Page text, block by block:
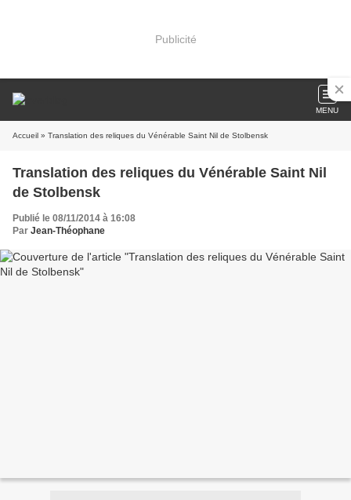
Publicité
MENU
Accueil » Translation des reliques du Vénérable Saint Nil de Stolbensk
Translation des reliques du Vénérable Saint Nil
de Stolbensk
Publié le 08/11/2014 à 16:08
Par Jean-Théophane